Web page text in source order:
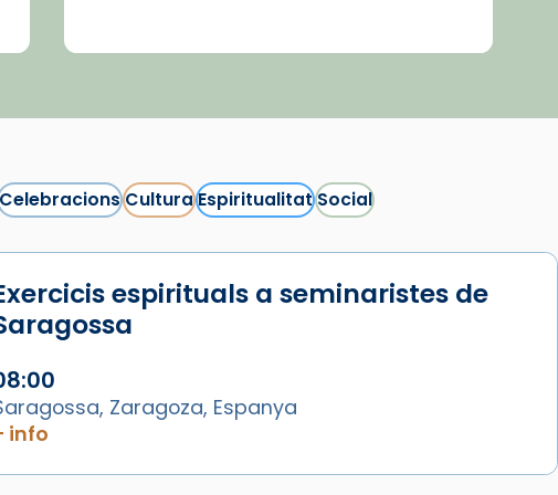
CelebracionsCulturaEspiritualitatSocial
espirituals a seminaristes de
Zaragoza, Espanya
info